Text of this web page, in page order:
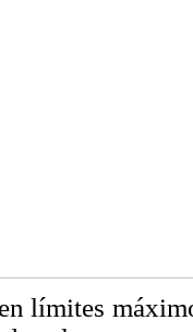
límites